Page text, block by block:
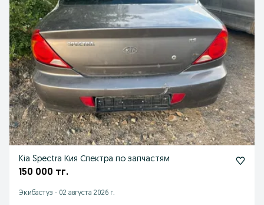
Kia Spectra Кия Спектра по запчастям
150 000 тг.
Экибастуз - 02 августа 2026 г.